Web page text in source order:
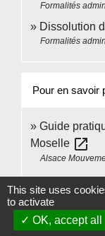
Formalités
Dissolution
Formalités
Pour en savoir
Guide
Moselle open_in_new
Alsace
Comment faire
This site uses
to activate
OK, accept all